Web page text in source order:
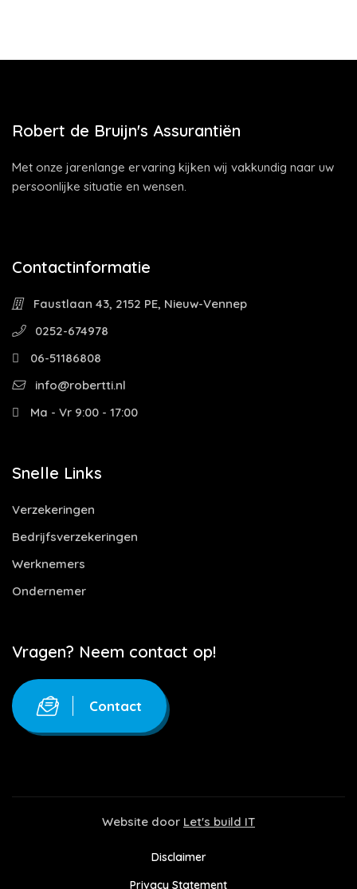
Robert de Bruijn's Assurantiën
Met onze jarenlange ervaring kijken wij vakkundig naar uw
persoonlijke situatie en wensen.
Contactinformatie
Faustlaan 43, 2152 PE, Nieuw-Vennep
0252-674978
06-51186808
info@robertti.nl
Ma - Vr 9:00 - 17:00
Snelle Links
Verzekeringen
Bedrijfsverzekeringen
Werknemers
Ondernemer
Vragen? Neem contact op!
Contact
Website door Let's build IT
Disclaimer
Privacy Statement